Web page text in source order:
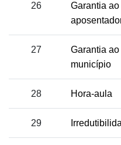
26
Garantia
27
Garantia
município
28 Hora-aula
29